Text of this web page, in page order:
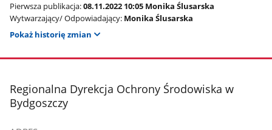
Pierwsza publikacja:08.11.2022 10:05 Monika Ślusarska
Wytwarzający/ Odpowiadający: Monika Ślusarska
Pokaż historię zmian
stopka
Regionalna Dyrekcja Ochrony Środowiska w
Bydgoszczy